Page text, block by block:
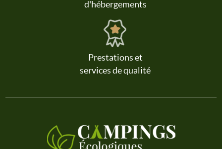
d'hébergements
Prestations et
services de qualité